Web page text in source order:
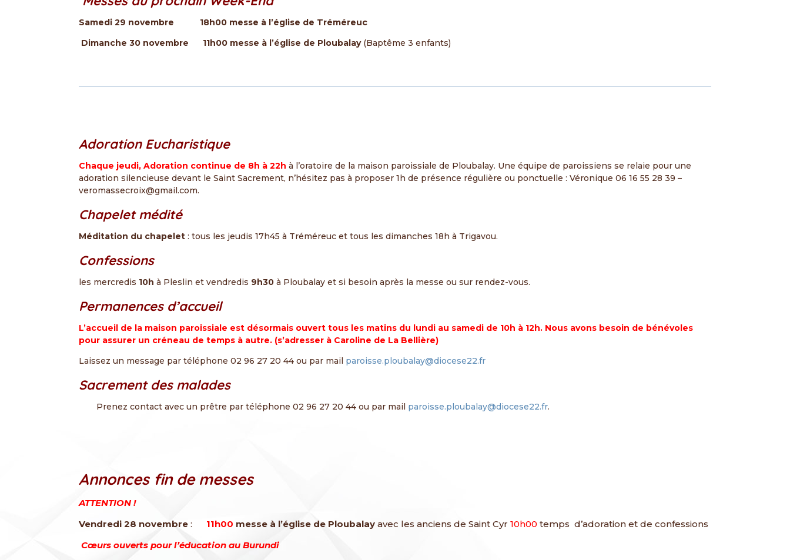
Samedi 29 novembre 18h00 messe à l’église de Tréméreuc
Dimanche 30 novembre 11h00 messe à l’église de Ploubalay(Baptême 3 enfants)
Adoration Eucharistique
Chaque jeudi, Adoration continue de 8h à 22h à l’oratoire de la maison paroissiale de Ploubalay. Une équipe de paroissiens se relaie pour une
adoration silencieuse devant le Saint Sacrement, n’hésitez pas à proposer 1h de présence régulière ou ponctuelle : Véronique 06 16 55 28 39 –
veromassecroix@gmail.com.
Chapelet médité
Méditation du chapelet: tous les jeudis 17h45 à Tréméreuc et tous les dimanches 18h à Trigavou.
Confessions
les mercredis 10h à Pleslin et vendredis 9h30 à Ploubalay et si besoin après la messe ou sur rendez-vous.
Permanences d’accueil
L’accueil de la maison paroissiale est désormais ouvert tous les matins du lundi au samedi de 10h à 12h. Nous avons besoin de bénévoles
pour assurer un créneau de temps à autre. (s’adresser à Caroline de La Bellière)
Laissez un message par téléphone 02 96 27 20 44 ou par mail paroisse.ploubalay@diocese22.fr
Sacrement des malades
Prenez contact avec un prêtre par téléphone 02 96 27 20 44 ou par mail paroisse.ploubalay@diocese22.fr.
Annonces fin de messes
ATTENTION !
Vendredi 28 novembre: 11h00 messe à l’église de Ploubalayavec les anciens de Saint Cyr10h00 temps d’adoration et de confessions
Cœurs ouverts pour l’éducation au Burundi